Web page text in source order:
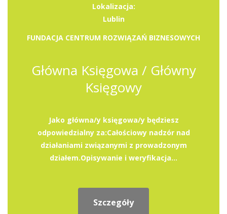
Lokalizacja:
Lublin
FUNDACJA CENTRUM ROZWIĄZAŃ BIZNESOWYCH
Główna Księgowa / Główny
Księgowy
Jako główna/y księgowa/y będziesz
odpowiedzialny za:Całościowy nadzór nad
działaniami związanymi z prowadzonym
działem.Opisywanie i weryfikacja...
Szczegóły